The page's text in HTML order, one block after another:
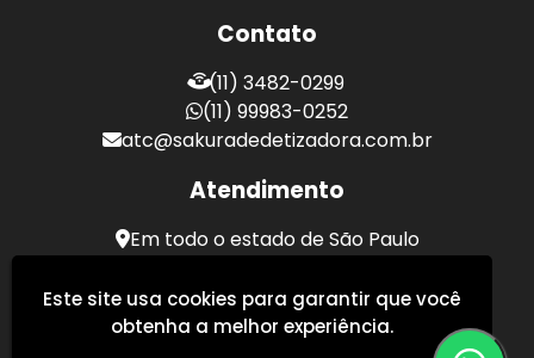
Contato
(11) 3482-0299
(11) 99983-0252
atc@sakuradedetizadora.com.br
Atendimento
Em todo o estado de São Paulo
Este site usa cookies para garantir que você
obtenha a melhor experiência.